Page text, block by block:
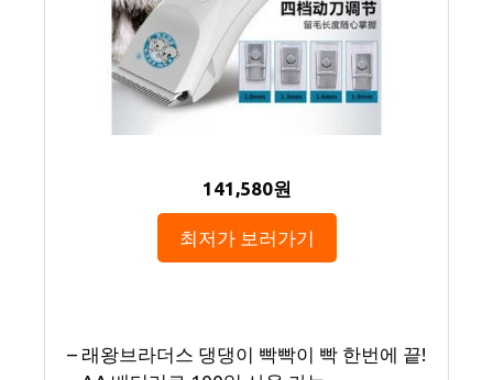
141,580원
최저가 보러가기
– 래왕브라더스 댕댕이 빡빡이 빡 한번에 끝!